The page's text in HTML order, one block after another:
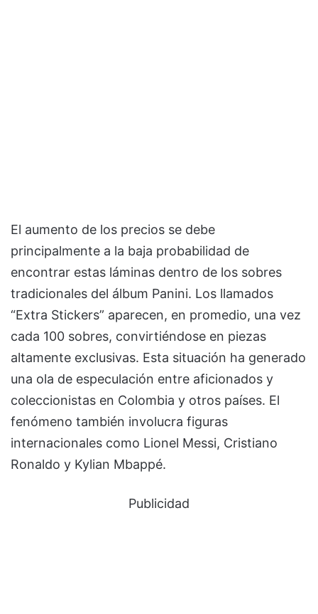
El aumento de los precios se debe
principalmente a la baja probabilidad de
encontrar estas láminas dentro de los sobres
tradicionales del álbum Panini. Los llamados
“Extra Stickers” aparecen, en promedio, una vez
cada 100 sobres, convirtiéndose en piezas
altamente exclusivas. Esta situación ha generado
una ola de especulación entre aficionados y
coleccionistas en Colombia y otros países. El
fenómeno también involucra figuras
internacionales como Lionel Messi, Cristiano
Ronaldo y Kylian Mbappé.
Publicidad